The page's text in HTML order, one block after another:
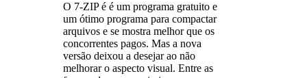
O 7-ZIP é é um programa gratuito e
um ótimo programa para compactar
arquivos e se mostra melhor que os
concorrentes pagos. Mas a nova
versão deixou a desejar ao não
melhorar o aspecto visual. Entre as